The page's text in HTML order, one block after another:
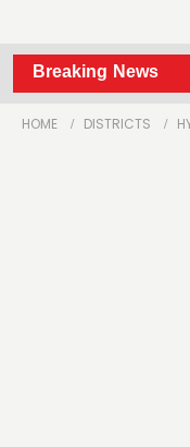
Breaking News
యూరియా కోసం
HOME DISTRICTS